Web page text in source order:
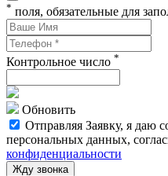
* поля, обязательные для
Контрольное число *
Обновить
Отправляя Заявку, я даю
персональных данных,
конфиденциальности
Жду звонка